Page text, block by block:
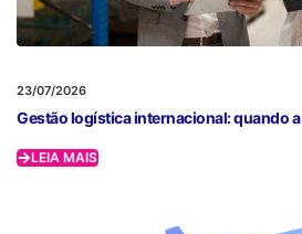
23/07/2026
Gestão logística internacional: quando
LEIA MAIS